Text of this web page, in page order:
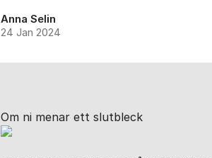
Anna Selin
24 Jan 2024
Om ni menar ett slutbleck